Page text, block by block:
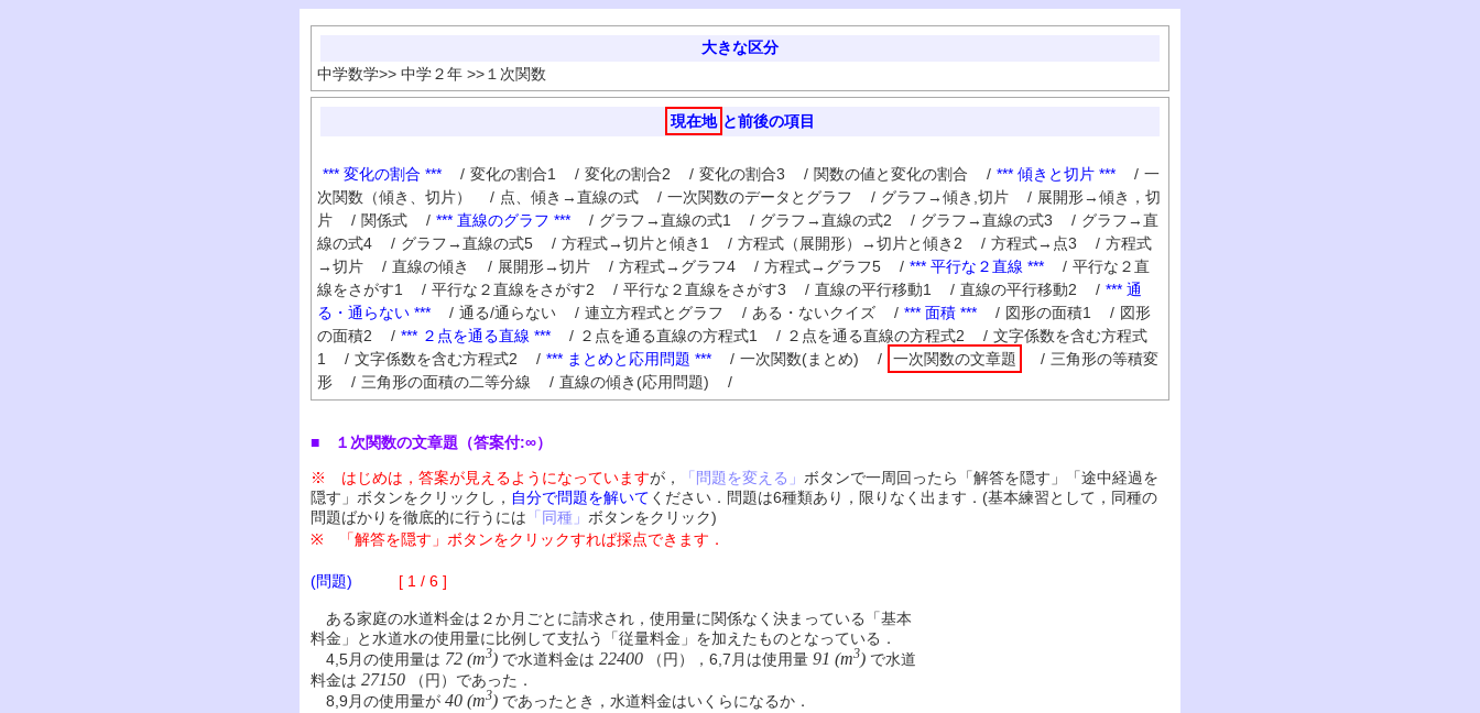
大きな区分
中学数学>> 中学２年 >> １次関数
現在地 と前後の項目
*** 変化の割合 *** / 変化の割合1 / 変化の割合2 / 変化の割合3 / 関数の値と変化の割合 / *** 傾きと切片 *** / 一
次関数（傾き、切片）
/ 点、傾き→直線の式 / 一次関数のデータとグラフ / グラフ→傾き,切片 / 展開形→傾き，切
片
/ 関係式 / *** 直線のグラフ *** / グラフ→直線の式1 / グラフ→直線の式2 / グラフ→直線の式3 / グラフ→直
線の式4
/ グラフ→直線の式5 / 方程式→切片と傾き1 / 方程式（展開形）→切片と傾き2 / 方程式→点3 / 方程式
→切片
/ 直線の傾き / 展開形→切片 / 方程式→グラフ4 / 方程式→グラフ5 / *** 平行な２直線 *** / 平行な２直
線をさがす1
/ 平行な２直線をさがす2 / 平行な２直線をさがす3 / 直線の平行移動1 / 直線の平行移動2 / *** 通
る・通らない ***
/ 通る/通らない / 連立方程式とグラフ / ある・ないクイズ / *** 面積 *** / 図形の面積1 / 図形
の面積2
/ *** ２点を通る直線 *** / ２点を通る直線の方程式1 / ２点を通る直線の方程式2 / 文字係数を含む方程式
1
/ 文字係数を含む方程式2 / *** まとめと応用問題 *** / 一次関数(まとめ) / 一次関数の文章題 / 三角形の等積変
形
/ 三角形の面積の二等分線 / 直線の傾き(応用問題) /
■ １次関数の文章題（答案付:∞）
※ はじめは，答案が見えるようになっていますが， 「問題を変える」 ボタンで一周回ったら「解答を隠す」「途中経過を
隠す」ボタンをクリックし， 自分で問題を解いて ください．問題は6種類あり，限りなく出ます．(基本練習として，同種の
問題ばかりを徹底的に行うには 「同種」 ボタンをクリック)
※ 「解答を隠す」ボタンをクリックすれば採点できます．
(問題) [ 1 / 6 ]
ある家庭の水道料金は２か月ごとに請求され，使用量に関係なく決まっている「基本
料金」と水道水の使用量に比例して支払う「従量料金」を加えたものとなっている．
4,5月の使用量は 72 (m3) で水道料金は 22400 （円），6,7月は使用量 91 (m3) で水道
料金は 27150 （円）であった．
8,9月の使用量が 40 (m3) であったとき，水道料金はいくらになるか．